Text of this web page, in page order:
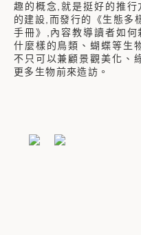
趣的概念,就是挺好的推
的建設,而發行的《生態多
手冊》,內容教導讀者如何
什麼樣的鳥類、蝴蝶等生
不只可以兼顧景觀美化、
更多生物前來造訪。